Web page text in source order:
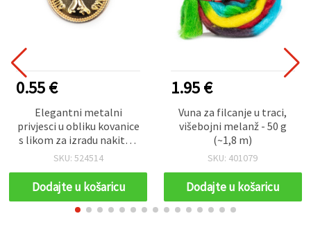
0.55 €
Elegantni metalni
privjesci u obliku kovanice
s likom za izradu nakita –
zlatna boja, 20 mm, rupa
SKU: 524514
Dodajte u košaricu
1.95 €
Vuna za filcanje u traci,
višebojni melanž - 50 g
(~1,8 m)
SKU: 401079
Dodajte u košaricu